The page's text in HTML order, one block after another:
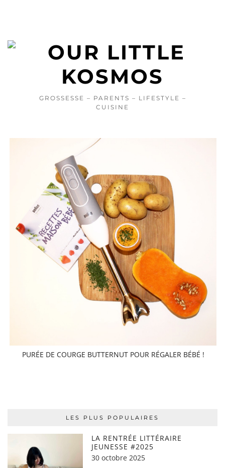
GROSSESSE – PARENTS – LIFESTYLE –
CUISINE
PURÉE DE COURGE BUTTERNUT POUR RÉGALER BÉBÉ !
LES PLUS POPULAIRES
LA RENTRÉE LITTÉRAIRE
JEUNESSE #2025
30 octobre 2025